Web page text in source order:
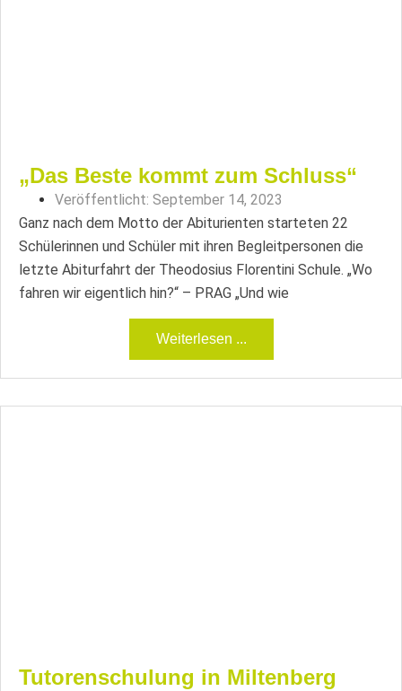
„Das Beste kommt zum Schluss“
Veröffentlicht: September 14, 2023
Ganz nach dem Motto der Abiturienten starteten 22
Schülerinnen und Schüler mit ihren Begleitpersonen die
letzte Abiturfahrt der Theodosius Florentini Schule. „Wo
fahren wir eigentlich hin?“ – PRAG „Und wie
Weiterlesen ...
Tutorenschulung in Miltenberg